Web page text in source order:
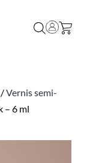
/Vernis semi-
– 6 ml